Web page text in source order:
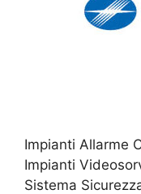
Impianti Allarme
Impianti
Sistema